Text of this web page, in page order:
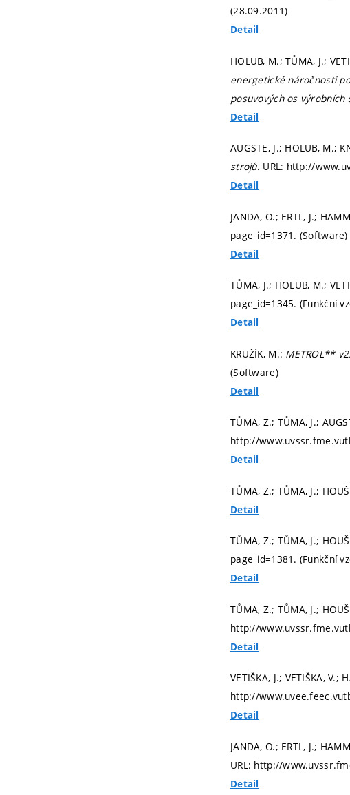
(28.09.2011)
Detail
HOLUB, M.; TŮMA, J.;
energetické náročnosti
posuvových os výrobních
Detail
AUGSTE, J.; HOLUB, M.;
strojů. URL: http://
Detail
JANDA, O.; ERTL, J.;
page_id=1371. (Software)
Detail
TŮMA, J.; HOLUB, M.;
page_id=1345. (Funkční
Detail
KRUŽÍK, M.: METROL**
(Software)
Detail
TŮMA, Z.; TŮMA, J.;
http://
Detail
TŮMA, Z.; TŮMA, J.;
Detail
TŮMA, Z.; TŮMA, J.;
page_id=1381. (Funkční
Detail
TŮMA, Z.; TŮMA, J.;
http://
Detail
VETIŠKA, J.; VETIŠKA, V.;
http://
Detail
JANDA, O.; ERTL, J.;
URL: http://
Detail